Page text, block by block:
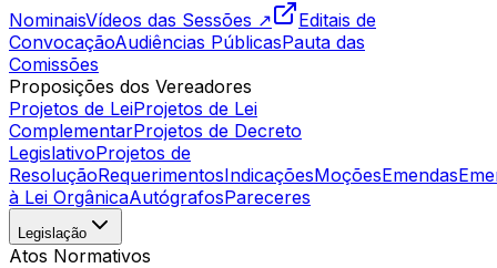
NominaisVídeos das Sessões ↗
Editais de
ConvocaçãoAudiências PúblicasPauta das
Comissões
Proposições dos Vereadores
Projetos de LeiProjetos de Lei
ComplementarProjetos de Decreto
LegislativoProjetos de
ResoluçãoRequerimentosIndicaçõesMoçõesEmendas
à Lei OrgânicaAutógrafosPareceres
Legislação
Atos Normativos